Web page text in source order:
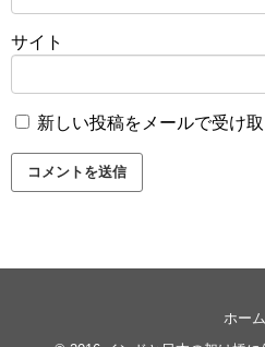
サイト
新しい投稿をメールで受け
ホーム